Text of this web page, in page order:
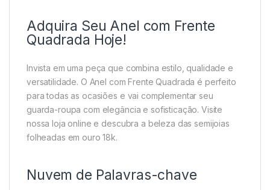
Adquira Seu Anel com Frente
Quadrada Hoje!
Invista em uma peça que combina estilo, qualidade e
versatilidade. O Anel com Frente Quadrada é perfeito
para todas as ocasiões e vai complementar seu
guarda-roupa com elegância e sofisticação. Visite
nossa loja online e descubra a beleza das semijoias
folheadas em ouro 18k.
Nuvem de Palavras-chave